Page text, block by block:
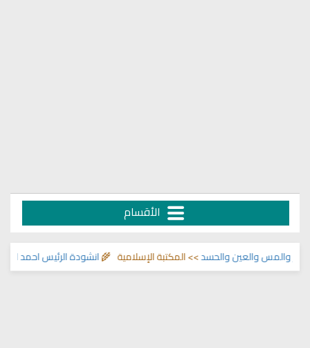
الأقسام
انشودة الرئيس احمد الشرع والمس والعين والحسد>> المكتبة الإسلامية 🌾